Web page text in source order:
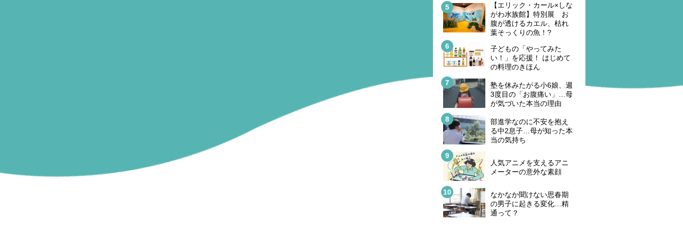
【エリック・カール×しな
がわ水族館】特別展 お
腹が透けるカエル、枯れ
葉そっくりの魚！?
子どもの「やってみた
い！」を応援！ はじめて
の料理のきほん
塾を休みたがる小6娘、週
3度目の「お腹痛い」…母
が気づいた本当の理由
部進学なのに不安を抱え
る中2息子…母が知った本
当の気持ち
人気アニメを支えるアニ
メーターの意外な素顔
なかなか聞けない思春期
の男子に起きる変化…精
通って？